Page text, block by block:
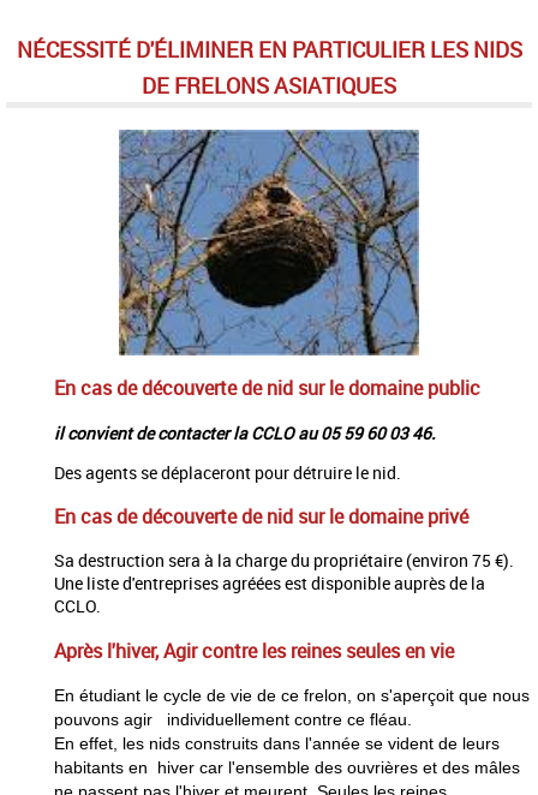
NÉCESSITÉ D'ÉLIMINER EN PARTICULIER LES NIDS
DE FRELONS ASIATIQUES
En cas de découverte de nid sur le domaine public
il convient de contacter la CCLO au 05 59 60 03 46.
Des agents se déplaceront pour détruire le nid.
En cas de découverte de nid sur le domaine privé
Sa destruction sera à la charge du propriétaire (environ 75 €).
Une liste d'entreprises agréées est disponible auprès de la
CCLO.
Après l'hiver, Agir contre les reines seules en vie
En étudiant le cycle de vie de ce frelon, on s'aperçoit que nous
pouvons agir
individuellement contre ce fléau.
En effet, les nids construits dans l'année se vident de leurs
habitants en hiver car l'ensemble des ouvrières et des mâles